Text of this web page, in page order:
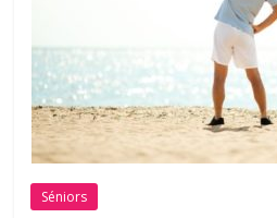
Séniors